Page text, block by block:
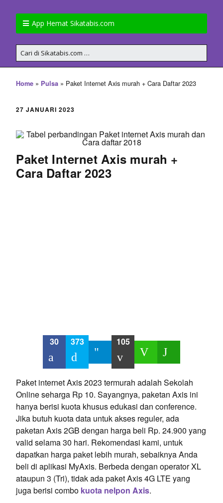
App Hemat Sikatabis.com
Home » Pulsa » Paket Internet Axis murah + Cara Daftar 2023
27 JANUARI 2023
Paket Internet Axis murah +
Cara Daftar 2023
30 373 105
Paket internet Axis 2023 termurah adalah Sekolah
Online seharga Rp 10. Sayangnya, paketan Axis ini
hanya berisi kuota khusus edukasi dan conference.
Jika butuh kuota data untuk akses reguler, ada
paketan Axis 2GB dengan harga beli Rp. 24.900 yang
valid selama 30 hari. Rekomendasi kami, untuk
dapatkan harga paket lebih murah, sebaiknya Anda
beli di aplikasi MyAxis. Berbeda dengan operator XL
ataupun 3 (Tri), tidak ada paket Axis 4G LTE yang
juga berisi combo kuota nelpon Axis.